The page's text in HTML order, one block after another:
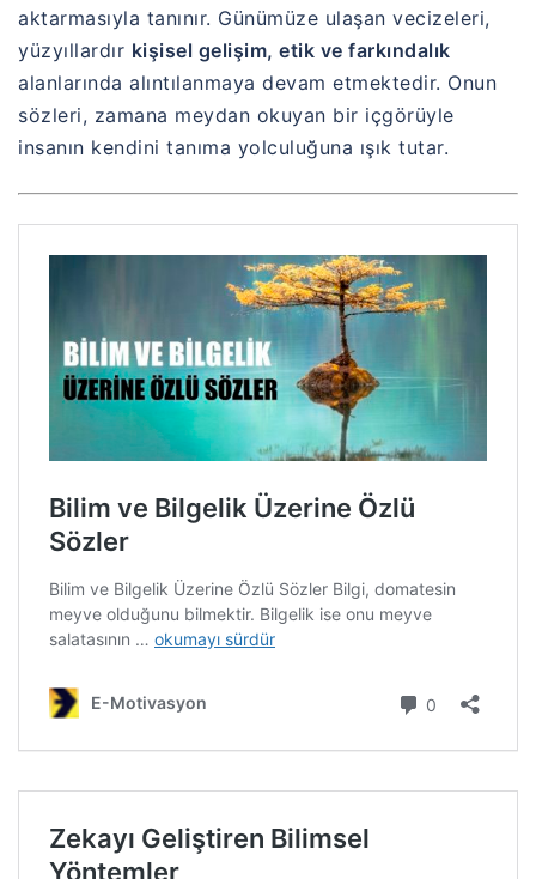
aktarmasıyla tanınır. Günümüze ulaşan vecizeleri,
yüzyıllardır kişisel gelişim, etik ve farkındalık
alanlarında alıntılanmaya devam etmektedir. Onun
sözleri, zamana meydan okuyan bir içgörüyle
insanın kendini tanıma yolculuğuna ışık tutar.